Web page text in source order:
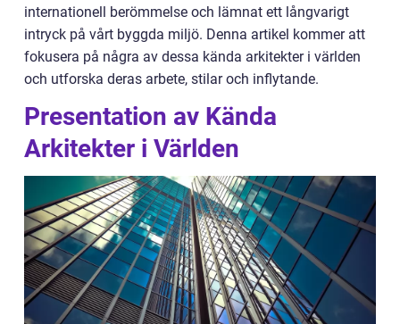
internationell berömmelse och lämnat ett långvarigt
intryck på vårt byggda miljö. Denna artikel kommer att
fokusera på några av dessa kända arkitekter i världen
och utforska deras arbete, stilar och inflytande.
Presentation av Kända
Arkitekter i Världen